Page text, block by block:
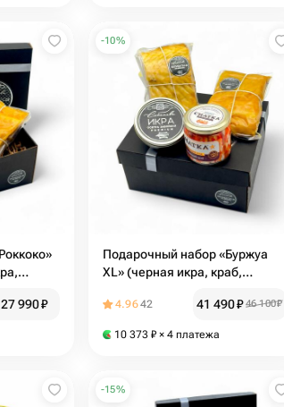
27 990₽
-10%
Подарочный набор «Буржуа
XL» (черная икра, краб,
видов)
4.9642 41 490₽ 46 100₽
10 373 ₽ × 4 платежа
-15%